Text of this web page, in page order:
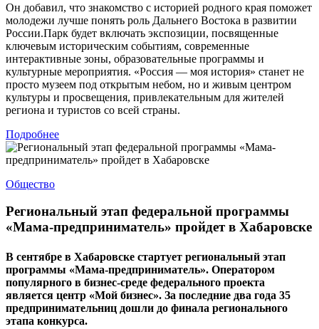
Он добавил, что знакомство с историей родного края поможет
молодежи лучше понять роль Дальнего Востока в развитии
России.Парк будет включать экспозиции, посвященные
ключевым историческим событиям, современные
интерактивные зоны, образовательные программы и
культурные мероприятия. «Россия — моя история» станет не
просто музеем под открытым небом, но и живым центром
культуры и просвещения, привлекательным для жителей
региона и туристов со всей страны.
Подробнее
Общество
Региональный этап федеральной программы
«Мама-предприниматель» пройдет в Хабаровске
В сентябре в Хабаровске стартует региональный этап
программы «Мама-предприниматель». Оператором
популярного в бизнес-среде федерального проекта
является центр «Мой бизнес». За последние два года 35
предпринимательниц дошли до финала регионального
этапа конкурса.